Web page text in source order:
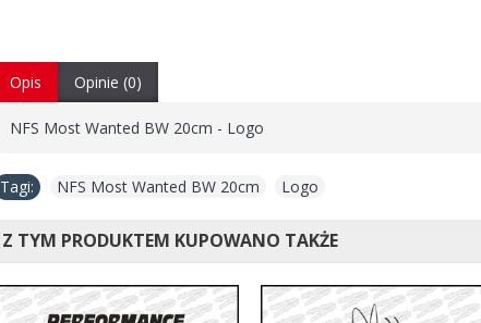
Opis Opinie (0)
NFS Most Wanted BW 20cm - Logo
Tagi: NFS Most Wanted BW 20cm Logo
Z TYM PRODUKTEM KUPOWANO TAKŻE